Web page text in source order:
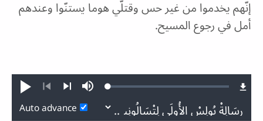
إنّهم يخدموا من غير حس وقتلّي هوما يستنّوا وعندهم
أمل في رجوع المسيح.
Play
PreviousNext
MuteLoaded:
Auto advance